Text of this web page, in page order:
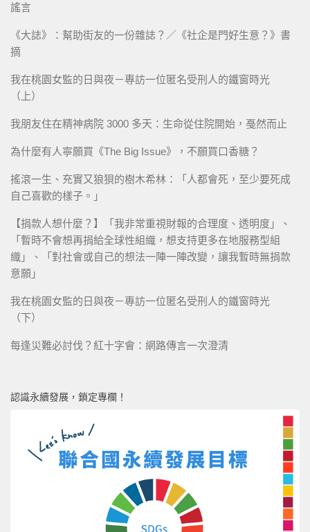
謠言
《大誌》：幫助街友的一份雜誌？／《社企是門好生意？》書
摘
我在桃園女監的日與夜－專訪一位匿名受刑人的鐵窗時光
（上）
我朋友住在精神病院 3000 多天：生命從住院開始，戞然而止
為什麼有人寧願買《The Big Issue》，不願買口香糖？
搖滾一生、充實又狼狽的樹木希林：「人都會死，至少要死成
自己喜歡的樣子。」
【捐款人想什麼？】「我非常重視財報的合理度、透明度」、
「暫時不會想再捐給全球性組織，想支持更多在地服務型組
織」、「對社會或自己的想法一陣一陣改變，讓我暫時無捐款
意願」
我在桃園女監的日與夜－專訪一位匿名受刑人的鐵窗時光
（下）
每逢災難必討伐？紅十字會：網路傳言一次澄清
認識永續發展，鎖定專欄！